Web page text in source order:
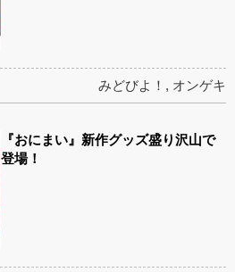
みどびよ！ , オンゲキ
『おにまい』新作グッズ盛り沢山で
登場！